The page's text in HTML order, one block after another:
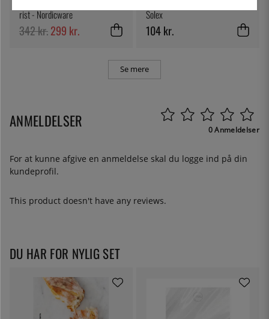
rist - Nordicware
342 kr.299 kr.
Solex
104 kr.
Se mere
ANMELDELSER 0 Anmeldelser
For at kunne afgive en anmeldelse skal du logge ind på din
kundeprofil.
This product doesn't have any reviews.
DU HAR FOR NYLIG SET